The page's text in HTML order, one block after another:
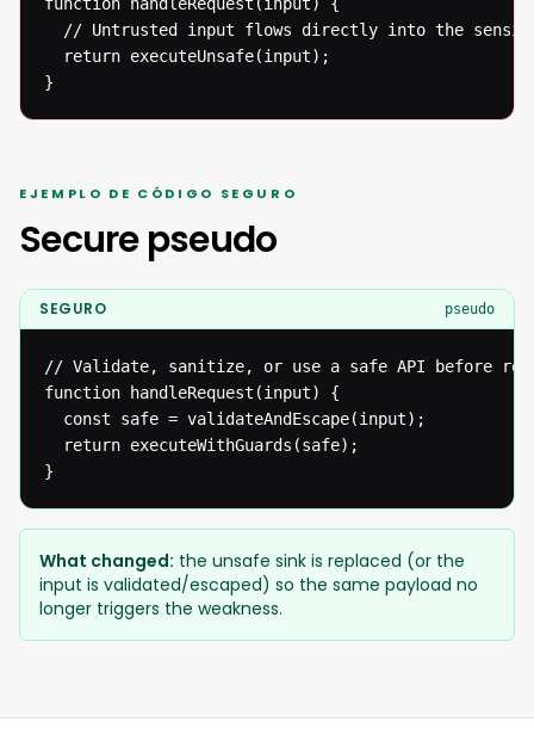
// Untrusted input flows directly into the
  return executeUnsafe(input);
}
EJEMPLO DE CÓDIGO SEGURO
Secure pseudo
SEGURO pseudo
// Validate, sanitize, or use a safe API before
function handleRequest(input) {
  const safe = validateAndEscape(input);
  return executeWithGuards(safe);
}
What changed: the unsafe sink is replaced (or the
input is validated/escaped) so the same payload no
longer triggers the weakness.